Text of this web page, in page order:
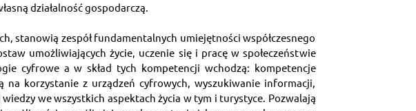
działalność gospodarczą.
stanowią zespół fundamentalnych umiejętności współczesnego
umożliwiających życie, uczenie się i pracę w społeczeństwie
cyfrowe a w skład tych kompetencji wchodzą: kompetencje
korzystanie z urządzeń cyfrowych, wyszukiwanie informacji,
we wszystkich aspektach życia w tym i turystyce. Pozwalają